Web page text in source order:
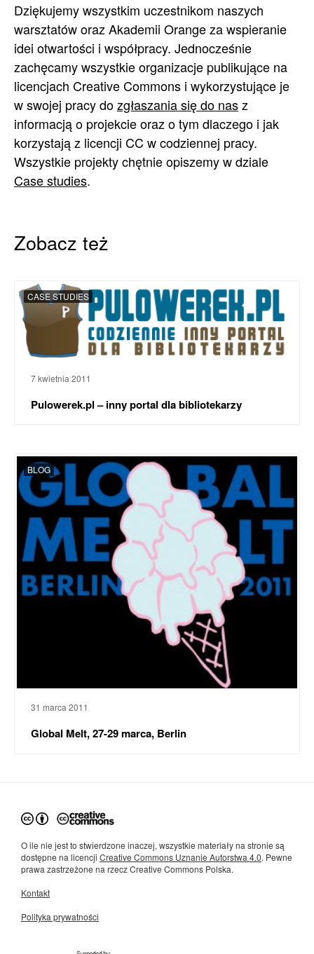
Dziękujemy wszystkim uczestnikom naszych
warsztatów oraz Akademii Orange za wspieranie
idei otwartości i współpracy. Jednocześnie
zachęcamy wszystkie organizacje publikujące na
licencjach Creative Commons i wykorzystujące je
w swojej pracy dozgłaszania się do nasz
informacją o projekcie oraz o tym dlaczego i jak
korzystają z licencji CC w codziennej pracy.
Wszystkie projekty chętnie opiszemy w dziale
Case studies.
Zobacz też
CASE STUDIES
7 kwietnia 2011
Pulowerek.pl – inny portal dla bibliotekarzy
BLOG
31 marca 2011
Global Melt, 27-29 marca, Berlin
O ile nie jest to stwierdzone inaczej, wszystkie materiały na stronie są
dostępne na licencji Creative Commons Uznanie Autorstwa 4.0. Pewne
prawa zastrzeżone na rzecz Creative Commons Polska.
Kontakt
Polityka prywatności